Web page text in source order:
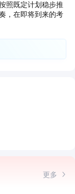
照既定计划稳步推
，在即将到来的考
更多